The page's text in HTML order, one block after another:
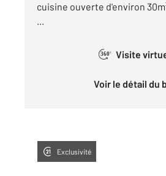
cuisine ouverte d'environ
...
360° Visite
Voir le détail du
Exclusivité